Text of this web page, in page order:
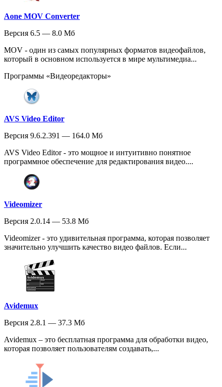
Aone MOV Converter
Версия 6.5 — 8.0 Мб
MOV - один из самых популярных форматов видеофайлов,
который в основном используется в мире мультимедиа...
Программы «Видеоредакторы»
AVS Video Editor
Версия 9.6.2.391 — 164.0 Мб
AVS Video Editor - это мощное и интуитивно понятное
программное обеспечение для редактирования видео....
Videomizer
Версия 2.0.14 — 53.8 Мб
Videomizer - это удивительная программа, которая позволяет
значительно улучшить качество видео файлов. Если...
Avidemux
Версия 2.8.1 — 37.3 Мб
Avidemux – это бесплатная программа для обработки видео,
которая позволяет пользователям создавать,...